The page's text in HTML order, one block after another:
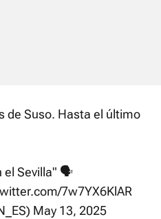
de Suso. Hasta el último
el Sevilla" 🗣️
7w7YX6KlAR
May 13, 2025